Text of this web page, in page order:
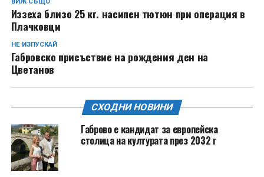
Иззеха близо 25 кг. насипен тютюн при операция в
Плачковци
НЕ ИЗПУСКАЙ
Габровско присъствие на рождения ден на
Цветанов
СХОДНИ НОВИНИ
Габрово е кандидат за европейска
столица на културата през 2032 г